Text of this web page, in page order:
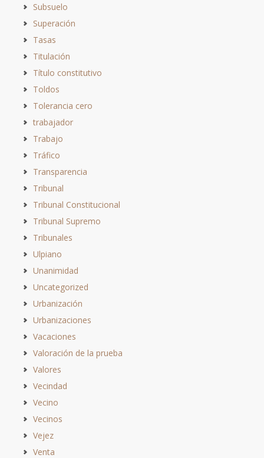
Subsuelo
Superación
Tasas
Titulación
Título constitutivo
Toldos
Tolerancia cero
trabajador
Trabajo
Tráfico
Transparencia
Tribunal
Tribunal Constitucional
Tribunal Supremo
Tribunales
Ulpiano
Unanimidad
Uncategorized
Urbanización
Urbanizaciones
Vacaciones
Valoración de la prueba
Valores
Vecindad
Vecino
Vecinos
Vejez
Venta